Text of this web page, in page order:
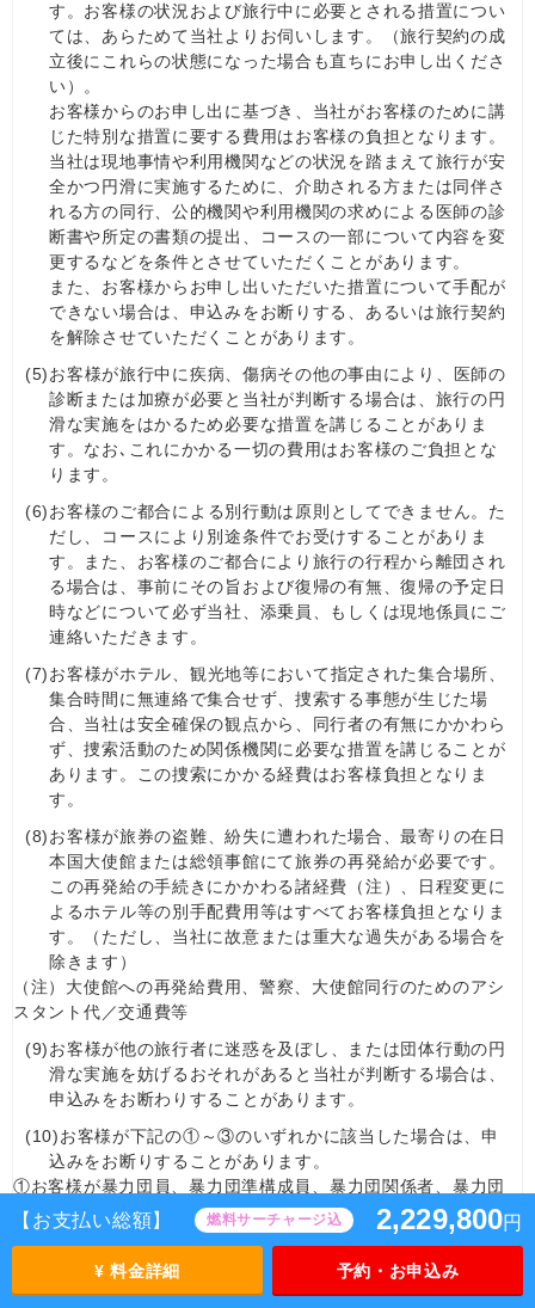
【お支払い総額】 燃料サーチャージ込 2,229,800円
¥ 料金詳細 予約・お申込み
す。お客様の状況および旅行中に必要とされる措置につい
ては、あらためて当社よりお伺いします。（旅行契約の成
立後にこれらの状態になった場合も直ちにお申し出くださ
い）。
お客様からのお申し出に基づき、当社がお客様のために講
じた特別な措置に要する費用はお客様の負担となります。
当社は現地事情や利用機関などの状況を踏まえて旅行が安
全かつ円滑に実施するために、介助される方または同伴さ
れる方の同行、公的機関や利用機関の求めによる医師の診
断書や所定の書類の提出、コースの一部について内容を変
更するなどを条件とさせていただくことがあります。
また、お客様からお申し出いただいた措置について手配が
できない場合は、申込みをお断りする、あるいは旅行契約
を解除させていただくことがあります。
(5)お客様が旅行中に疾病、傷病その他の事由により、医師の
診断または加療が必要と当社が判断する場合は、旅行の円
滑な実施をはかるため必要な措置を講じることがありま
す。なお､これにかかる一切の費用はお客様のご負担とな
ります。
(6)お客様のご都合による別行動は原則としてできません。た
だし、コースにより別途条件でお受けすることがありま
す。また、お客様のご都合により旅行の行程から離団され
る場合は、事前にその旨および復帰の有無、復帰の予定日
時などについて必ず当社、添乗員、もしくは現地係員にご
連絡いただきます。
(7)お客様がホテル、観光地等において指定された集合場所、
集合時間に無連絡で集合せず、捜索する事態が生じた場
合、当社は安全確保の観点から、同行者の有無にかかわら
ず、捜索活動のため関係機関に必要な措置を講じることが
あります。この捜索にかかる経費はお客様負担となりま
す。
(8)お客様が旅券の盗難、紛失に遭われた場合、最寄りの在日
本国大使館または総領事館にて旅券の再発給が必要です。
この再発給の手続きにかかわる諸経費（注）、日程変更に
よるホテル等の別手配費用等はすべてお客様負担となりま
す。（ただし、当社に故意または重大な過失がある場合を
除きます）
（注）大使館への再発給費用、警察、大使館同行のためのアシ
スタント代／交通費等
(9)お客様が他の旅行者に迷惑を及ぼし、または団体行動の円
滑な実施を妨げるおそれがあると当社が判断する場合は、
申込みをお断わりすることがあります。
(10)お客様が下記の①～③のいずれかに該当した場合は、申
込みをお断りすることがあります。
①お客様が暴力団員、暴力団準構成員、暴力団関係者、暴力団
関係企業または総会屋その他の反社会的勢力であると認められ
るとき。
②お客様が当社に対して暴力的な要求行為、不当な要求行為、